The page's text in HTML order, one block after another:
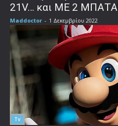
21V… και ΜΕ 2
Maddoctor - 1 Δεκεμβρίου 2022
Tv